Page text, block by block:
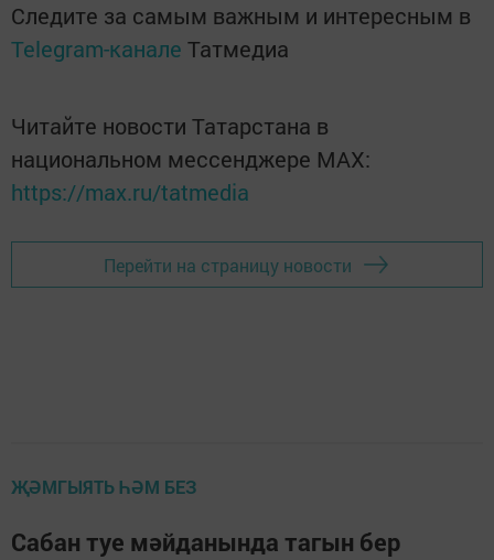
Следите за самым важным и интересным в
Telegram-канале Татмедиа
Читайте новости Татарстана в
национальном мессенджере MАХ:
https://max.ru/tatmedia
Перейти на страницу новости
ҖӘМГЫЯТЬ ҺӘМ БЕЗ
Сабан туе мәйданында тагын бер